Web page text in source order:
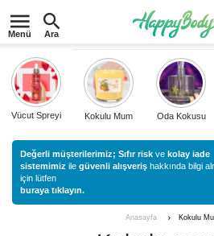
Menü Ara
Vücut Spreyi Kokulu Mum Oda Kokusu
Değerli müşterilerimiz; Sıfır risk ve kolay iade
sistemimiz ile güvenli alışveriş hakkında bilgi
için lütfen
buraya tıklayın.
Anasayfa Kokulu